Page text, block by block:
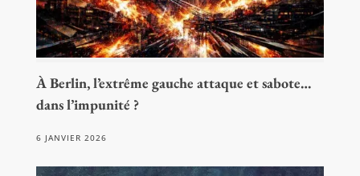
À Berlin, l’extrême gauche attaque et sabote…
dans l’impunité ?
6 JANVIER 2026